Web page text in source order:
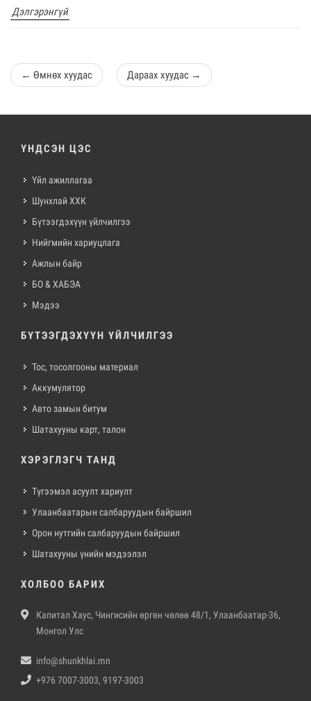
Дэлгэрэнгүй
← Өмнөх хуудас Дараах хуудас →
ҮНДСЭН ЦЭС
Үйл ажиллагаа
Шунхлай ХХК
Бүтээгдэхүүн үйлчилгээ
Нийгмийн хариуцлага
Ажлын байр
БО & ХАБЭА
Мэдээ
БҮТЭЭГДЭХҮҮН ҮЙЛЧИЛГЭЭ
Тос, тосолгооны материал
Аккумулятор
Авто замын битум
Шатахууны карт, талон
ХЭРЭГЛЭГЧ ТАНД
Түгээмэл асуулт хариулт
Улаанбаатарын салбаруудын байршил
Орон нутгийн салбаруудын байршил
Шатахууны үнийн мэдээлэл
ХОЛБОО БАРИХ
Капитал Хаус, Чингисийн өргөн чөлөө 48/1, Улаанбаатар-36,
Монгол Улс
info@shunkhlai.mn
+976 7007-3003, 9197-3003